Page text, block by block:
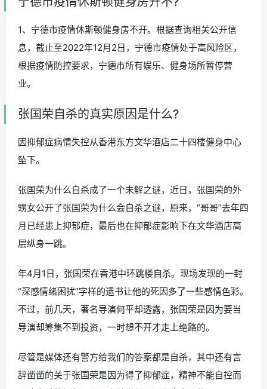
1、宁德市疫情休斯顿健身房不开。根据查询相关公开信
息，截止至2022年12月2日，宁德市疫情处于高风险区，
根据疫情防控要求，宁德市所有娱乐、健身场所暂停营
业。
张国荣自杀的真实原因是什么?
因抑郁症病情失控从香港东方文华酒店二十四楼健身中心
坠下。
张国荣为什么自杀成了一个未解之谜，近日，张国荣的外
甥女公开了张国荣为什么会自杀之谜，原来，“哥哥”去年四
月已经患上抑郁症，最后也在抑郁症影响下在文华酒店高
层纵身一跳。
年4月1日，张国荣在香港中环跳楼自杀。现场发现的一封
“深感情绪困扰”字样的遗书让他的死因多了一些感情色彩。
不过，前几天，著名导演何平却透露，张国荣是因为要当
导演却筹集不到投资，一时想不开才走上绝路的。
尽管是媒体还有警方给我们的答案都是自杀，其中还有言
辞凿凿的关于张国荣是因为得了抑郁症，精神不能自控而